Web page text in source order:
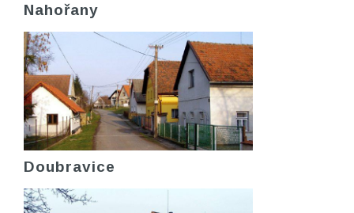
Nahořany
Doubravice